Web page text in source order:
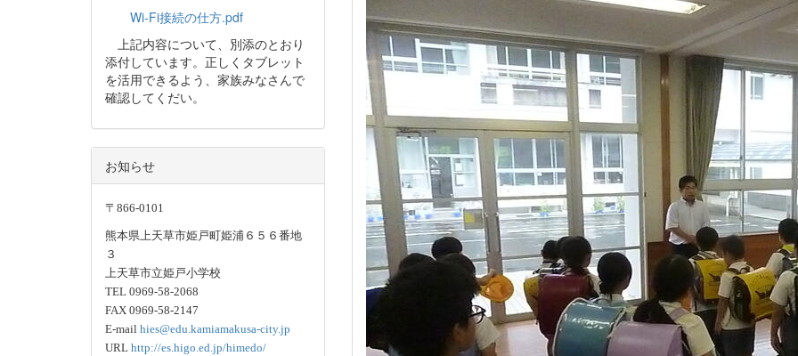
Wi-Fi接続の仕方.pdf
上記内容について、別添のとおり
添付しています。正しくタブレット
を活用できるよう、家族みなさんで
確認してくだい。
お知らせ
〒866-0101
熊本県上天草市姫戸町姫浦６５６番地
３
上天草市立姫戸小学校
TEL 0969-58-2068
FAX 0969-58-2147
E-mail hies@edu.kamiamakusa-city.jp
URL http://es.higo.ed.jp/himedo/